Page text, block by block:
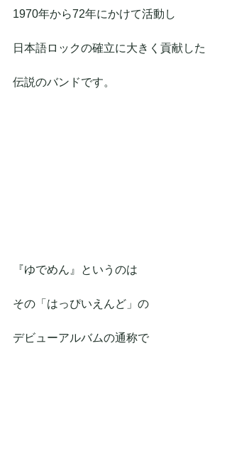
1970年から72年にかけて活動し
日本語ロックの確立に大きく貢献した
伝説のバンドです。
『ゆでめん』というのは
その「はっぴいえんど」の
デビューアルバムの通称で